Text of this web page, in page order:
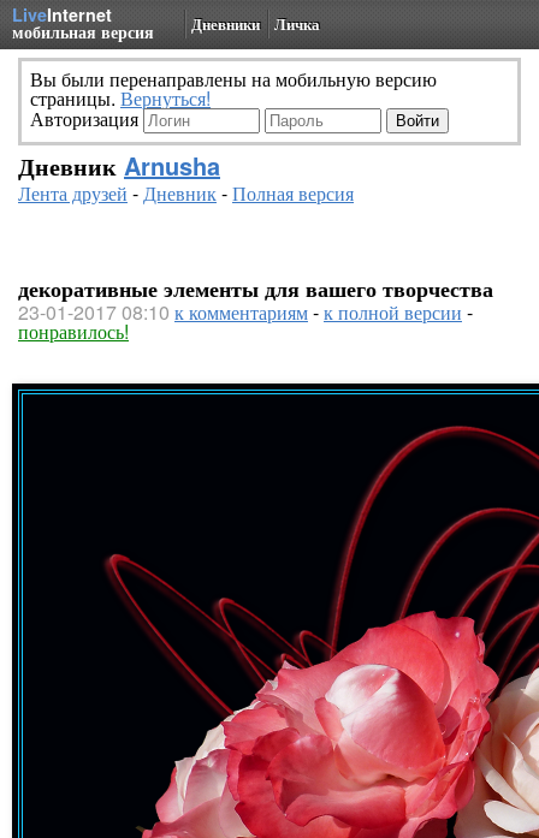
LiveInternet
мобильная версия Дневники Личка
Вы были перенаправлены на мобильную версию
страницы. Вернуться!
Авторизация
Дневник Arnusha
Лента друзей -Дневник-Полная версия
декоративные элементы для вашего творчества
23-01-2017 08:10 к комментариям-к полной версии -
понравилось!